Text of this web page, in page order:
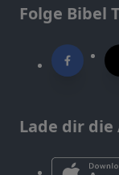
Folge Bibel
Lade dir